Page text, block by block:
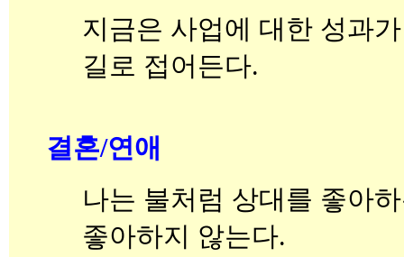
지금은 사업에 대한 성과
길로 접어든다.
결혼/연애
나는 불처럼 상대를 좋아
좋아하지 않는다.